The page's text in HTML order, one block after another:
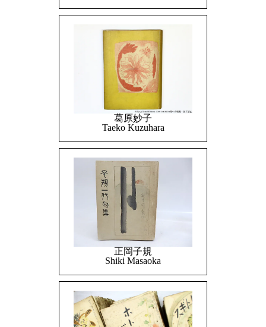
葛原妙子
Taeko Kuzuhara
正岡子規
Shiki Masaoka